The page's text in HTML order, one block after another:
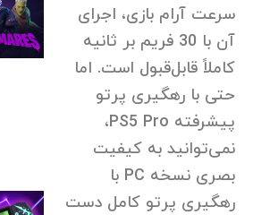
سرعت آرام بازی، اجرای
آن با 30 فریم بر ثانیه
کاملاً قابل‌قبول است. اما
حتی با رهگیری پرتو
پیشرفته PS5 Pro،
نمی‌توانید به کیفیت
بصری نسخه PC با
رهگیری پرتو کامل دست